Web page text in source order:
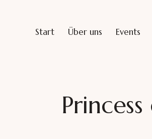
Start Über uns Events